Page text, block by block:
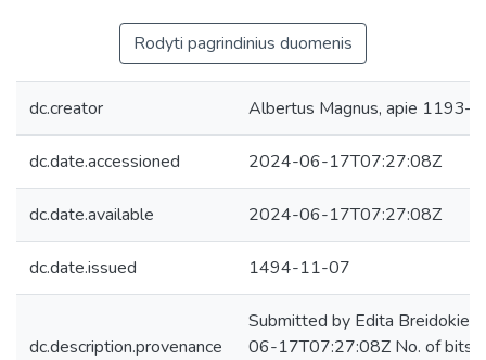
Rodyti pagrindinius duomenis
dc.creator Albertus Magnus, apie
dc.date.accessioned 2024-06-17T07:27:08Z
dc.date.available 2024-06-17T07:27:08Z
dc.date.issued 1494-11-07
dc.description.provenance
Submitted by Edita
06-17T07:27:08Z No. of